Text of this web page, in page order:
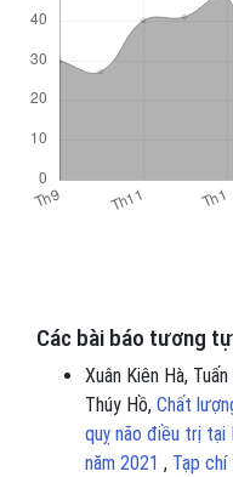
Các bài báo tương tự
Xuân Kiên Hà,
Thúy Hồ, Chất
quỵ não điều trị tại
năm 2021 , Tạp